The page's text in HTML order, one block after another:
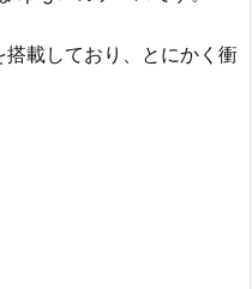
載しており、とにかく衝